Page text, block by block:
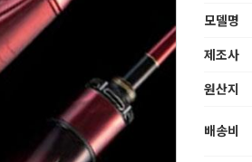
모델명
제조사
원산지
배송비